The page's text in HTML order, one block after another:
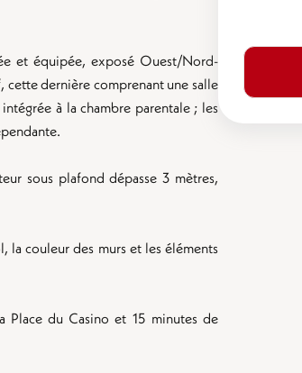
et équipée, exposé Ouest/Nord-
cette dernière comprenant une salle
à la chambre parentale ; les
sous plafond dépasse 3 mètres,
la couleur des murs et les éléments
du Casino et 15 minutes de